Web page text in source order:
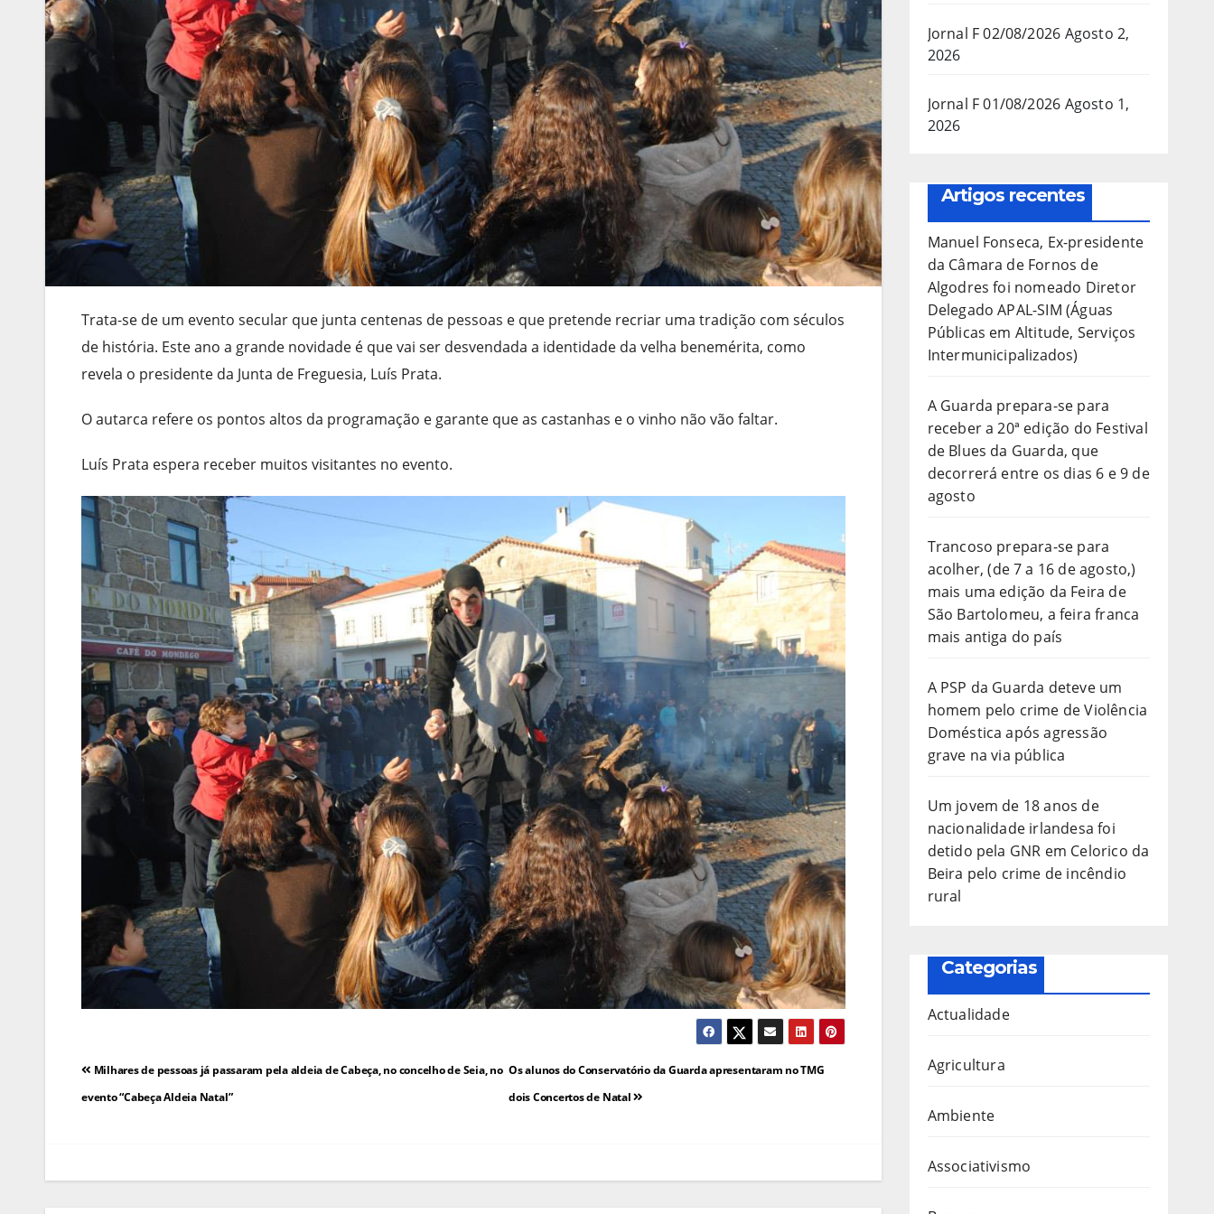
Trata-se de um evento secular que junta centenas de pessoas e que pretende recriar uma tradição com séculos
de história. Este ano a grande novidade é que vai ser desvendada a identidade da velha benemérita, como
revela o presidente da Junta de Freguesia, Luís Prata.
O autarca refere os pontos altos da programação e garante que as castanhas e o vinho não vão faltar.
Luís Prata espera receber muitos visitantes no evento.
Navegação
de
Os alunos do Conservatório da Guarda apresentaram no TMG
dois Concertos de Natal
Milhares de pessoas já passaram pela aldeia de Cabeça, no concelho de Seia, no
evento “Cabeça Aldeia Natal”
Jornal F 02/08/2026 Agosto 2,
2026
Jornal F 01/08/2026 Agosto 1,
2026
Artigos recentes
Manuel Fonseca, Ex-presidente
da Câmara de Fornos de
Algodres foi nomeado Diretor
Delegado APAL-SIM (Águas
Públicas em Altitude, Serviços
Intermunicipalizados)
A Guarda prepara-se para
receber a 20ª edição do Festival
de Blues da Guarda, que
decorrerá entre os dias 6 e 9 de
agosto
Trancoso prepara-se para
acolher, (de 7 a 16 de agosto,)
mais uma edição da Feira de
São Bartolomeu, a feira franca
mais antiga do país
A PSP da Guarda deteve um
homem pelo crime de Violência
Doméstica após agressão
grave na via pública
Um jovem de 18 anos de
nacionalidade irlandesa foi
detido pela GNR em Celorico da
Beira pelo crime de incêndio
rural
Categorias
Actualidade
Agricultura
Ambiente
Associativismo